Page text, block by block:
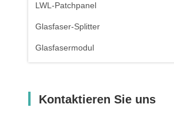
LWL-Patchpanel
Glasfaser-Splitter
Glasfasermodul
Kontaktieren Sie uns